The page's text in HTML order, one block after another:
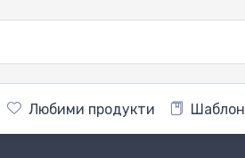
Любими продукти